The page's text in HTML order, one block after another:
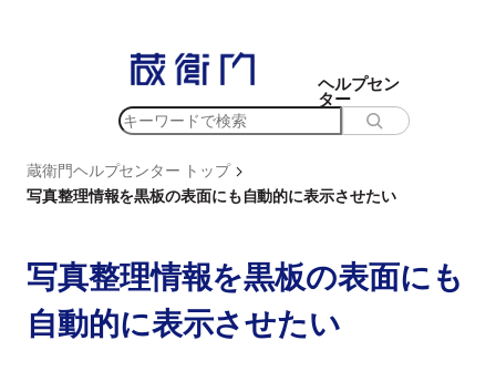
ッ
プ
ヘルプセン
ター
検
蔵衛門ヘルプセンター トップ >
写真整理情報を黒板の表面にも自動的に表示させたい
写真整理情報を黒板の表面にも
自動的に表示させたい